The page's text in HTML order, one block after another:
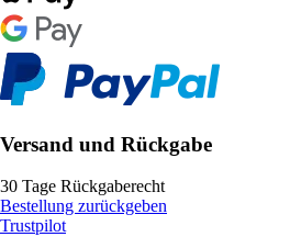
Versand und Rückgabe
30 Tage Rückgaberecht
Bestellung zurückgeben
Trustpilot